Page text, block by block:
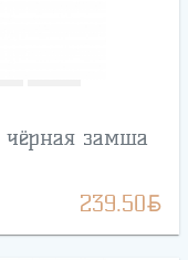
чёрная замша
239.50BYN